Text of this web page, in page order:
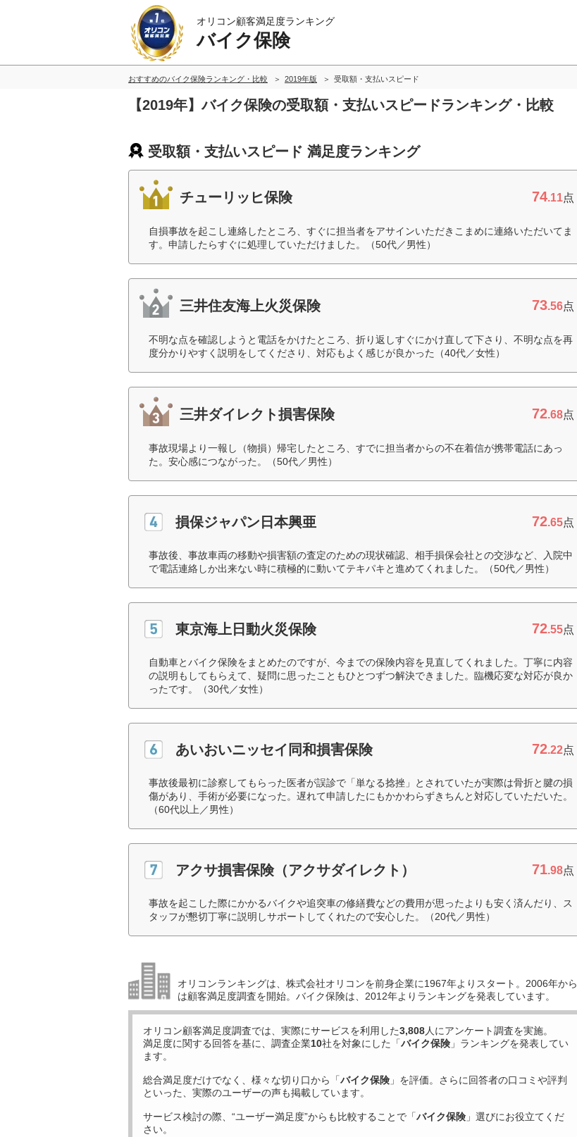
オリコン顧客満足度ランキング
バイク保険
おすすめのバイク保険ランキング・比較 2019年版 受取額・支払いスピード
【2019年】バイク保険の受取額・支払いスピードランキング・比較
受取額・支払いスピード 満足度ランキング
チューリッヒ保険 74.11点
自損事故を起こし連絡したところ、すぐに担当者をアサインいただきこまめに連絡いただいてま
す。申請したらすぐに処理していただけました。（50代／男性）
三井住友海上火災保険 73.56点
不明な点を確認しようと電話をかけたところ、折り返しすぐにかけ直して下さり、不明な点を再
度分かりやすく説明をしてくださり、対応もよく感じが良かった（40代／女性）
三井ダイレクト損害保険 72.68点
事故現場より一報し（物損）帰宅したところ、すでに担当者からの不在着信が携帯電話にあっ
た。安心感につながった。（50代／男性）
損保ジャパン日本興亜 72.65点
事故後、事故車両の移動や損害額の査定のための現状確認、相手損保会社との交渉など、入院中
で電話連絡しか出来ない時に積極的に動いてテキパキと進めてくれました。（50代／男性）
東京海上日動火災保険 72.55点
自動車とバイク保険をまとめたのですが、今までの保険内容を見直してくれました。丁寧に内容
の説明もしてもらえて、疑問に思ったこともひとつずつ解決できました。臨機応変な対応が良か
ったです。（30代／女性）
あいおいニッセイ同和損害保険 72.22点
事故後最初に診察してもらった医者が誤診で「単なる捻挫」とされていたが実際は骨折と腱の損
傷があり、手術が必要になった。遅れて申請したにもかかわらずきちんと対応していただいた。
（60代以上／男性）
アクサ損害保険（アクサダイレクト） 71.98点
事故を起こした際にかかるバイクや追突車の修繕費などの費用が思ったよりも安く済んだり、ス
タッフが懇切丁寧に説明しサポートしてくれたので安心した。（20代／男性）
オリコンランキングは、株式会社オリコンを前身企業に1967年よりスタート。2006年から
は顧客満足度調査を開始。バイク保険は、2012年よりランキングを発表しています。
オリコン顧客満足度調査では、実際にサービスを利用した3,808人にアンケート調査を実施。
満足度に関する回答を基に、調査企業10社を対象にした「バイク保険 」ランキングを発表してい
ます。
総合満足度だけでなく、様々な切り口から「バイク保険 」を評価。さらに回答者の口コミや評判
といった、実際のユーザーの声も掲載しています。
サービス検討の際、“ユーザー満足度”からも比較することで「バイク保険 」選びにお役立てくだ
さい。